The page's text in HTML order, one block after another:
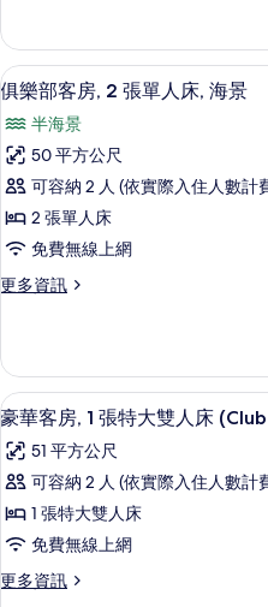
特
大
雙
人
床,
海
景
的
所
片
部
客
房,
張
特
雙
人
床,
海
景
顯
示
俱
樂
部
客
房,
2
單
人
床,
海
景
的
所
有
7
俱樂部客房, 2 張單人床, 海景
半海景
50 平方公尺
可容納 2 人 (依實際入住人數計
2 張單人床
免費無線上網
更多資訊
更
部
客
房,
張
單
床,
海
的
顯
示
豪
華
客
房,
1
11
豪華客房, 1 張特大雙人床
51 平方公尺
可容納 2 人 (依實際入住人數計
1 張特大雙人床
免費無線上網
更多資訊
更